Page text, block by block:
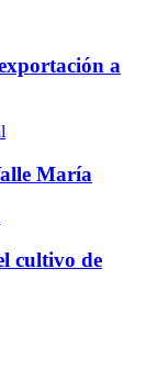
a
María
cultivo de